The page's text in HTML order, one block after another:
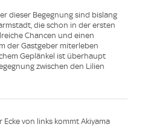
dieser Begegnung sind bislang
die schon in der ersten
Chancen und einen
der Gastgeber miterleben
Geplänkel ist überhaupt
zwischen den Lilien
Ecke von links kommt Akiyama